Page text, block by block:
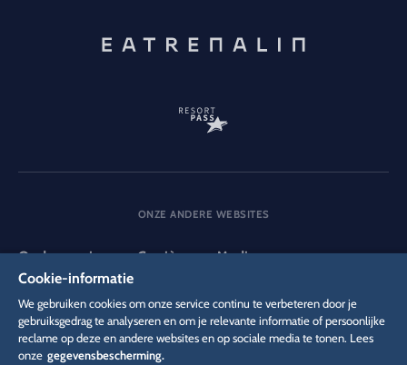
ONZE ANDERE WEBSITES
Onderneming Carrière Media
DSGVO
Privacybeleid Cookie-instellingen
Colofon
Juridische informatie
Cookie-informatie
We gebruiken cookies om onze service continu te verbeteren door je
gebruiksgedrag te analyseren en om je relevante informatie of persoonlijke
reclame op deze en andere websites en op sociale media te tonen. Lees
onze gegevensbescherming.